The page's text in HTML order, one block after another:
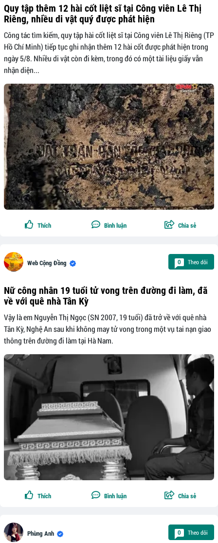
Quy tập thêm 12 hài cốt liệt sĩ tại Công viên Lê Thị
Riêng, nhiều di vật quý được phát hiện
Công tác tìm kiếm, quy tập hài cốt liệt sĩ tại Công viên Lê Thị Riêng (TP
Hồ Chí Minh) tiếp tục ghi nhận thêm 12 hài cốt được phát hiện trong
ngày 5/8. Nhiều di vật còn đi kèm, trong đó có một tài liệu giấy vẫn
nhận diện...
Thích Bình luận Chia sẻ
Web Cộng Đồng 0 Theo dõi
Nữ công nhân 19 tuổi tử vong trên đường đi làm, đã
về với quê nhà Tân Kỳ
Vậy là em Nguyễn Thị Ngọc (SN 2007, 19 tuổi) đã trở về với quê nhà
Tân Kỳ, Nghệ An sau khi không may tử vong trong một vụ tai nạn giao
thông trên đường đi làm tại Hà Nam.
Thích Bình luận Chia sẻ
Phùng Anh 0 Theo dõi